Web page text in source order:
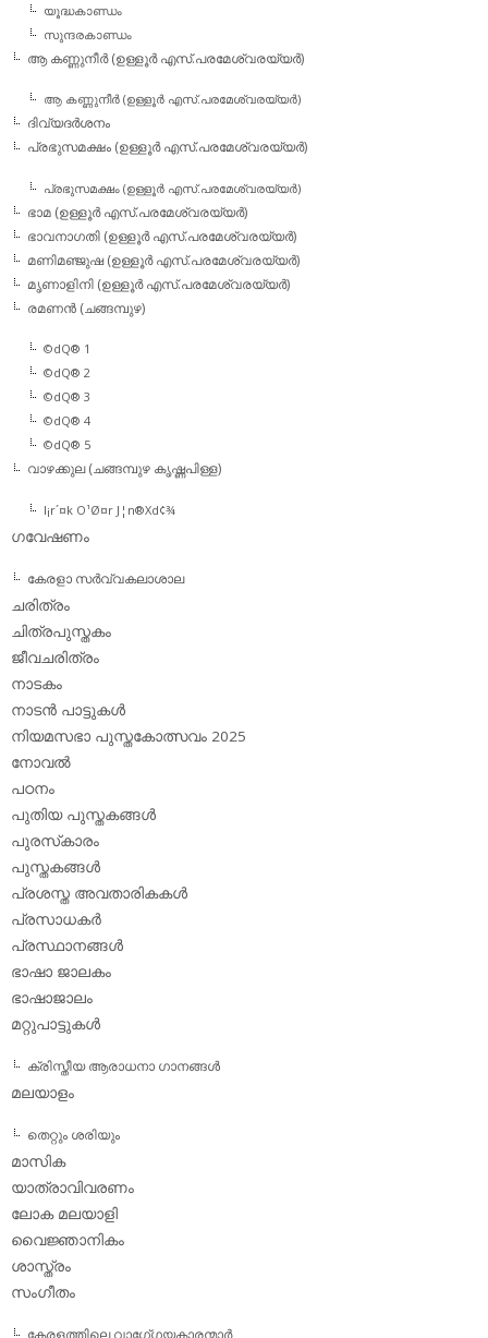
യൂദ്ധകാണ്ഡം
സുന്ദരകാണ്ഡം
ആ കണ്ണുനീര്‍ (ഉള്ളൂര്‍ എസ്.പരമേശ്വരയ്യര്‍)
ആ കണ്ണുനീര്‍ (ഉള്ളൂര്‍ എസ്.പരമേശ്വരയ്യര്‍)
ദിവ്യദര്‍ശനം
പ്രഭുസമക്ഷം (ഉള്ളൂര്‍ എസ്.പരമേശ്വരയ്യര്‍)
പ്രഭുസമക്ഷം (ഉള്ളൂര്‍ എസ്.പരമേശ്വരയ്യര്‍)
ഭാമ (ഉള്ളൂര്‍ എസ്.പരമേശ്വരയ്യര്‍)
ഭാവനാഗതി (ഉള്ളൂര്‍ എസ്.പരമേശ്വരയ്യര്‍)
മണിമഞ്ജുഷ (ഉള്ളൂര്‍ എസ്.പരമേശ്വരയ്യര്‍)
മൃണാളിനി (ഉള്ളൂര്‍ എസ്.പരമേശ്വരയ്യര്‍)
രമണന്‍ (ചങ്ങമ്പുഴ)
©dQ® 1
©dQ® 2
©dQ® 3
©dQ® 4
©dQ® 5
വാഴക്കുല (ചങ്ങമ്പുഴ കൃഷ്ണപിള്ള)
l¡r´¤k O¹Ø¤r J¦n®Xd¢¾
ഗവേഷണം
കേരളാ സര്‍വ്വകലാശാല
ചരിത്രം
ചിത്രപുസ്തകം
ജീവചരിത്രം
നാടകം
നാടന്‍ പാട്ടുകള്‍
നിയമസഭാ പുസ്തകോത്സവം 2025
നോവല്‍
പഠനം
പുതിയ പുസ്തകങ്ങള്‍
പുരസ്‌കാരം
പുസ്തകങ്ങള്‍
പ്രശസ്ത അവതാരികകള്‍
പ്രസാധകര്‍
പ്രസ്ഥാനങ്ങള്‍
ഭാഷാ ജാലകം
ഭാഷാജാലം
മറ്റുപാട്ടുകള്‍
ക്രിസ്തീയ ആരാധനാ ഗാനങ്ങള്‍
മലയാളം
തെറ്റും ശരിയും
മാസിക
യാത്രാവിവരണം
ലോക മലയാളി
വൈജ്ഞാനികം
ശാസ്ത്രം
സംഗീതം
കേരളത്തിലെ വാഗേ്ഗയകാരന്മാര്‍